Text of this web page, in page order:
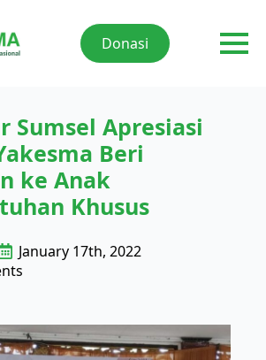
Donasi
Sumsel Apresiasi
Beri
ke Anak
Khusus
January 17th, 2022